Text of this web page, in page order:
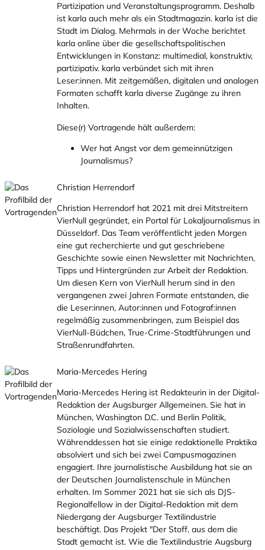
Partizipation und Veranstaltungsprogramm. Deshalb
ist karla auch mehr als ein Stadtmagazin. karla ist die
Stadt im Dialog. Mehrmals in der Woche berichtet
karla online über die gesellschaftspolitischen
Entwicklungen in Konstanz: multimedial, konstruktiv,
partizipativ. karla verbündet sich mit ihren
Leser:innen. Mit zeitgemäßen, digitalen und analogen
Formaten schafft karla diverse Zugänge zu ihren
Inhalten.
Diese(r) Vortragende hält außerdem:
Wer hat Angst vor dem gemeinnützigen
Journalismus?
Christian Herrendorf
Christian Herrendorf hat 2021 mit drei Mitstreitern
VierNull gegründet, ein Portal für Lokaljournalismus in
Düsseldorf. Das Team veröffentlicht jeden Morgen
eine gut recherchierte und gut geschriebene
Geschichte sowie einen Newsletter mit Nachrichten,
Tipps und Hintergründen zur Arbeit der Redaktion.
Um diesen Kern von VierNull herum sind in den
vergangenen zwei Jahren Formate entstanden, die
die Leser:innen, Autor:innen und Fotograf:innen
regelmäßig zusammenbringen, zum Beispiel das
VierNull-Büdchen, True-Crime-Stadtführungen und
Straßenrundfahrten.
Maria-Mercedes Hering
Maria-Mercedes Hering ist Redakteurin in der Digital-
Redaktion der Augsburger Allgemeinen. Sie hat in
München, Washington D.C. und Berlin Politik,
Soziologie und Sozialwissenschaften studiert.
Währenddessen hat sie einige redaktionelle Praktika
absolviert und sich bei zwei Campusmagazinen
engagiert. Ihre journalistische Ausbildung hat sie an
der Deutschen Journalistenschule in München
erhalten. Im Sommer 2021 hat sie sich als DJS-
Regionalfellow in der Digital-Redaktion mit dem
Niedergang der Augsburger Textilindustrie
beschäftigt. Das Projekt "Der Stoff, aus dem die
Stadt gemacht ist. Wie die Textilindustrie Augsburg